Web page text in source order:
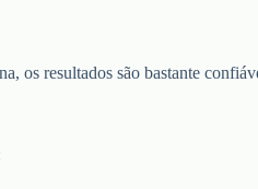
os resultados são bastante